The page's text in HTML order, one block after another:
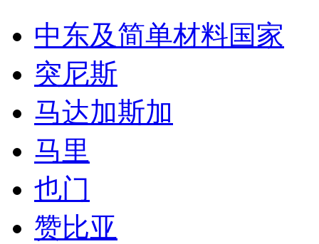
中东及简单材料国家
突尼斯
马达加斯加
马里
也门
赞比亚